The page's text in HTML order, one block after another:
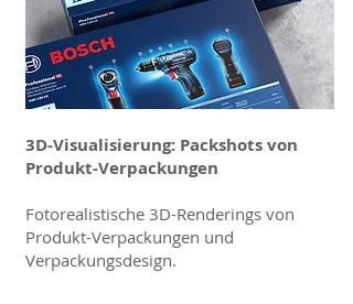
3D-Visualisierung: Packshots von
Produkt-Verpackungen
Fotorealistische 3D-Renderings von
Produkt-Verpackungen und
Verpackungsdesign.